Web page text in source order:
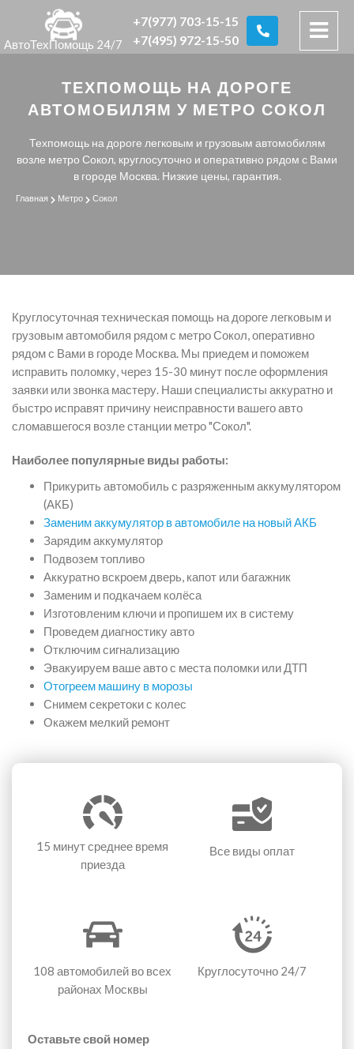
АвтоТехПомощь 24/7
+7(977) 703-15-15
+7(495) 972-15-50
ТЕХПОМОЩЬ НА ДОРОГЕ
АВТОМОБИЛЯМ У МЕТРО СОКОЛ
Техпомощь на дороге легковым и грузовым автомобилям
возле метро Сокол, круглосуточно и оперативно рядом с Вами
в городе Москва. Низкие цены, гарантия.
Главная Метро Сокол
Круглосуточная техническая помощь на дороге легковым и
грузовым автомобиля рядом с метро Сокол, оперативно
рядом с Вами в городе Москва. Мы приедем и поможем
исправить поломку, через 15-30 минут после оформления
заявки или звонка мастеру. Наши специалисты аккуратно и
быстро исправят причину неисправности вашего авто
сломавшегося возле станции метро "Сокол".
Наиболее популярные виды работы:
Прикурить автомобиль с разряженным аккумулятором
(АКБ)
Заменим аккумулятор в автомобиле на новый АКБ
Зарядим аккумулятор
Подвозем топливо
Аккуратно вскроем дверь, капот или багажник
Заменим и подкачаем колёса
Изготовленим ключи и пропишем их в систему
Проведем диагностику авто
Отключим сигнализацию
Эвакуируем ваше авто с места поломки или ДТП
Отогреем машину в морозы
Снимем секретоки с колес
Окажем мелкий ремонт
15 минутсреднее время
приезда
Все виды оплат
108 автомобилей во всех
районах Москвы
Круглосуточно 24/7
Оставьте свой номер